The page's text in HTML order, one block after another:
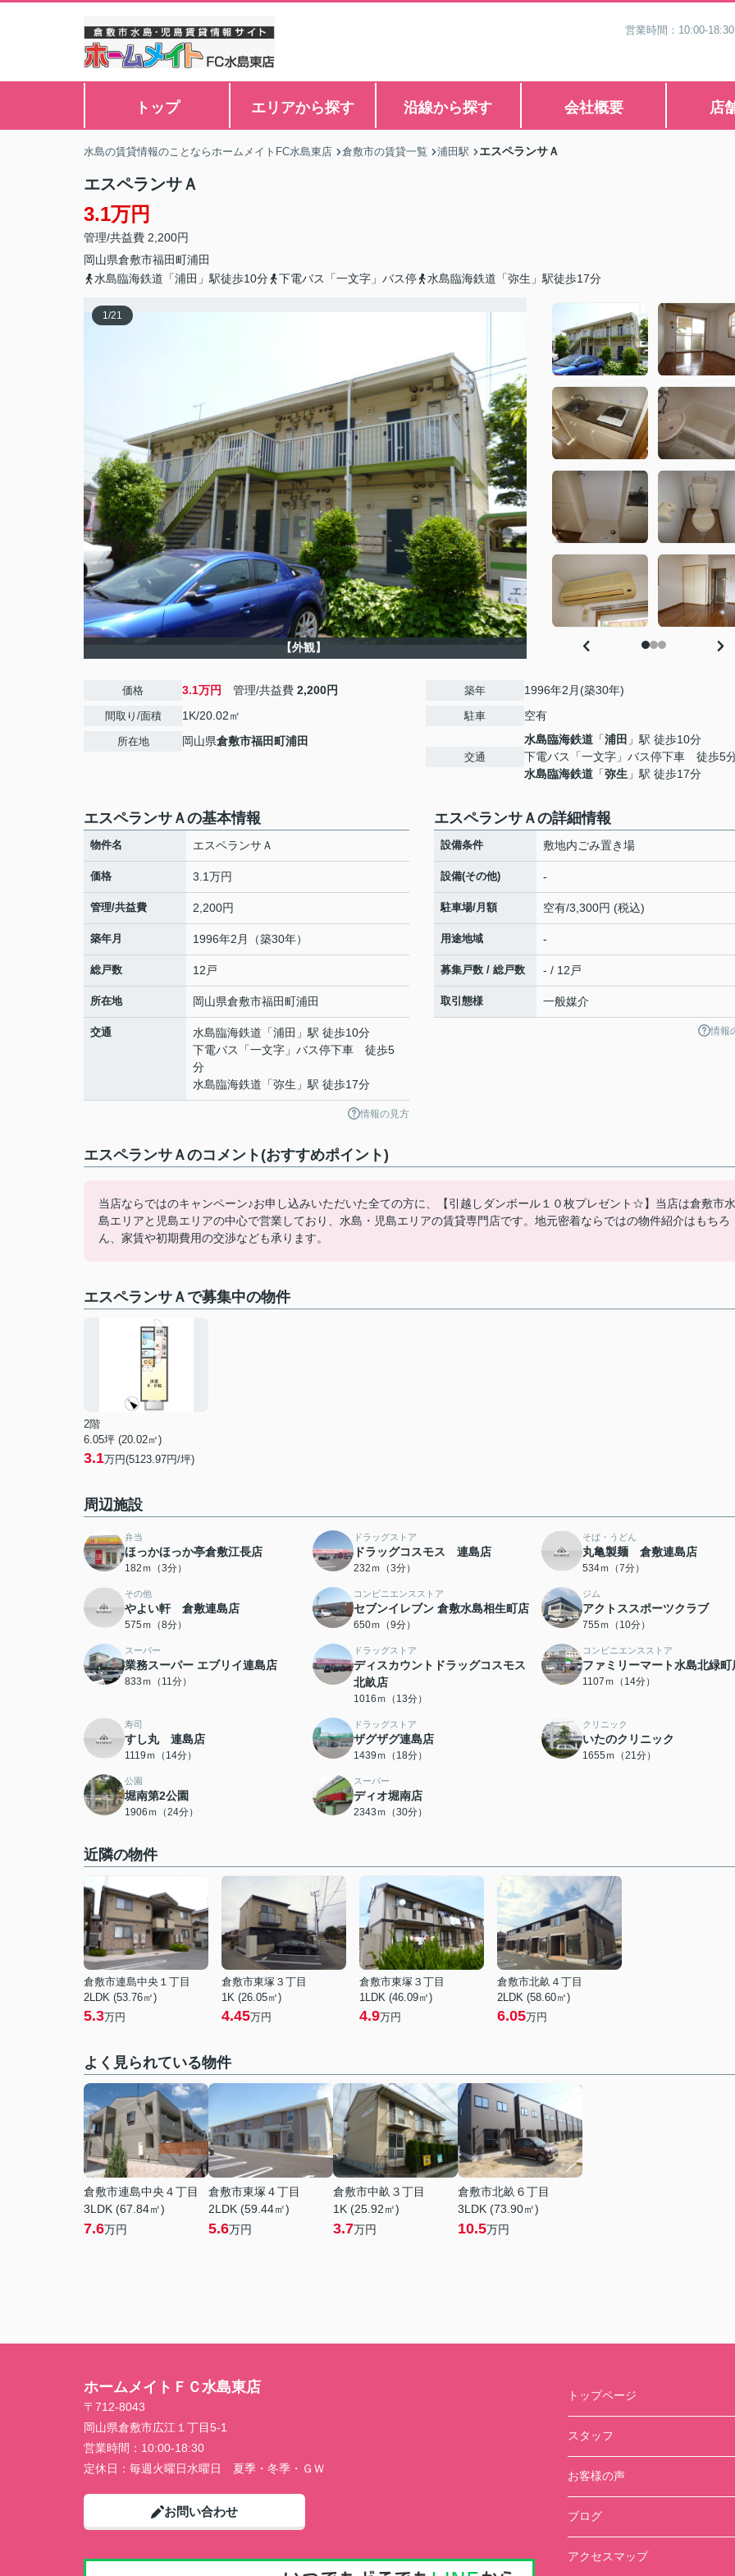
営業時間：10:00-
トップ エリアから探す 沿線から探す 会社概要 店
水島の賃貸情報のことならホームメイトFC水島東店 倉敷市の賃貸一覧 浦田駅 エスペランサＡ
エスペランサＡ
3.1万円
管理/共益費 2,200円
岡山県倉敷市福田町浦田
水島臨海鉄道「浦田」駅徒歩10分
下電バス「一文字」バス停 水島臨海鉄道「弥生」駅徒歩17分
1/21
【外観】
価格 3.1万円 管理/共益費 2,200円
間取り/面積 1K/20.02㎡
所在地 岡山県倉敷市福田町浦田
築年 1996年2月(築30年)
駐車 空有
交通
水島臨海鉄道 「浦田 」駅 徒歩10分
下電バス「一文字」バス停下車 徒歩5
水島臨海鉄道 「弥生 」駅 徒歩17分
エスペランサＡの基本情報
物件名 エスペランサＡ
価格 3.1万円
管理/共益費 2,200円
築年月 1996年2月（築30年）
総戸数 12戸
所在地 岡山県倉敷市福田町浦田
交通 水島臨海鉄道 「浦田 」駅 徒歩10分
下電バス「一文字」バス停下車 徒歩5
分
水島臨海鉄道 「弥生 」駅 徒歩17分
情報の見方
エスペランサＡの詳細情報
設備条件 敷地内ごみ置き場
設備(その他) -
駐車場/月額 空有/3,300円 (税込)
用途地域 -
募集戸数 / 総戸数 - / 12戸
取引態様 一般媒介
情報
エスペランサＡのコメント(おすすめポイント)
当店ならではのキャンペーン♪お申し込みいただいた全ての方に、【引越しダンボール１０枚プレゼント☆】当店は倉敷市水
島エリアと児島エリアの中心で営業しており、水島・児島エリアの賃貸専門店です。地元密着ならではの物件紹介はもちろ
ん、家賃や初期費用の交渉なども承ります。
エスペランサＡで募集中の物件
2階
6.05坪 (20.02㎡)
3.1万円(5123.97円/坪)
周辺施設
弁当
ほっかほっか亭倉敷江長店
182ｍ（3分）
ドラッグストア
ドラッグコスモス 連島店
232ｍ（3分）
そば・うどん
丸亀製麺 倉敷連島店
534ｍ（7分）
その他
やよい軒 倉敷連島店
575ｍ（8分）
コンビニエンスストア
セブンイレブン 倉敷水島相生町店
650ｍ（9分）
ジム
アクトススポーツクラブ
755ｍ（10分）
スーパー
業務スーパー エブリイ連島店
833ｍ（11分）
ドラッグストア
ディスカウントドラッグコスモス
北畝店
1016ｍ（13分）
コンビニエンスストア
ファミリーマート水島北緑町
1107ｍ（14分）
寿司
すし丸 連島店
1119ｍ（14分）
ドラッグストア
ザグザグ連島店
1439ｍ（18分）
クリニック
いたのクリニック
1655ｍ（21分）
公園
堀南第2公園
1906ｍ（24分）
スーパー
ディオ堀南店
2343ｍ（30分）
近隣の物件
倉敷市連島中央１丁目
2LDK (53.76㎡)
5.3万円
倉敷市東塚３丁目
1K (26.05㎡)
4.45万円
倉敷市東塚３丁目
1LDK (46.09㎡)
4.9万円
倉敷市北畝４丁目
2LDK (58.60㎡)
6.05万円
よく見られている物件
倉敷市連島中央４丁目
3LDK (67.84㎡)
7.6万円
倉敷市東塚４丁目
2LDK (59.44㎡)
5.6万円
倉敷市中畝３丁目
1K (25.92㎡)
3.7万円
倉敷市北畝６丁目
3LDK (73.90㎡)
10.5万円
ホームメイトＦＣ水島東店
〒712-8043
岡山県倉敷市広江１丁目5-1
営業時間： 10:00-18:30
定休日： 毎週火曜日水曜日 夏季・冬季・ＧＷ
お問い合わせ
トップページ
スタッフ
お客様の声
ブログ
アクセスマップ